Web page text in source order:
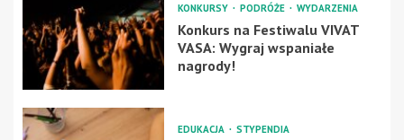
KONKURSY PODRÓŻE WYDARZENIA
Konkurs na Festiwalu VIVAT
VASA: Wygraj wspaniałe
nagrody!
EDUKACJA STYPENDIA